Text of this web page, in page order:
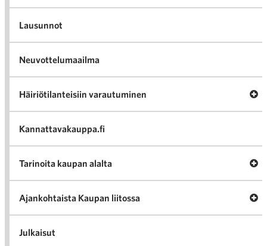
Lausunnot
Neuvottelumaailma
Häiriötilanteisiin varautuminen
Kannattavakauppa.fi
Tarinoita kaupan alalta
Ajankohtaista Kaupan liitossa
Julkaisut